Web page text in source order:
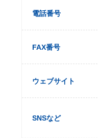
電話番号
FAX番号
ウェブサイト
SNSなど